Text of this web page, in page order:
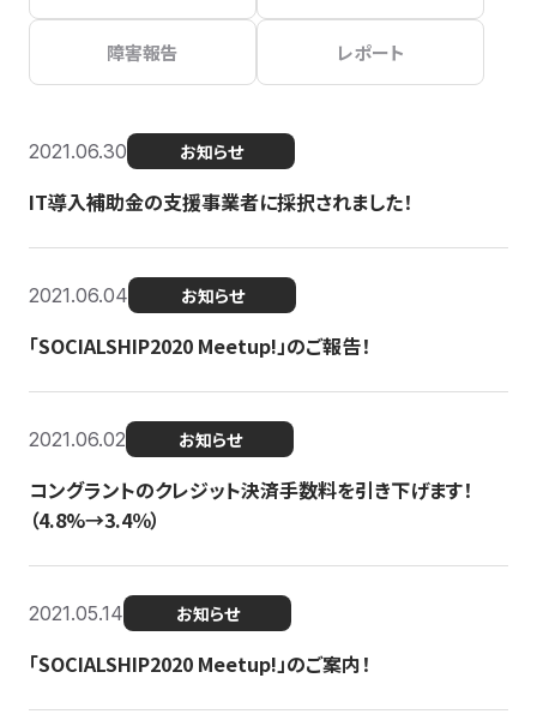
障害報告 レポート
2021.06.30 お知らせ
IT導入補助金の支援事業者に採択されました！
2021.06.04 お知らせ
「SOCIALSHIP2020 Meetup!」のご報告！
2021.06.02 お知らせ
コングラントのクレジット決済手数料を引き下げます！
（4.8%→3.4％）
2021.05.14 お知らせ
「SOCIALSHIP2020 Meetup!」のご案内！